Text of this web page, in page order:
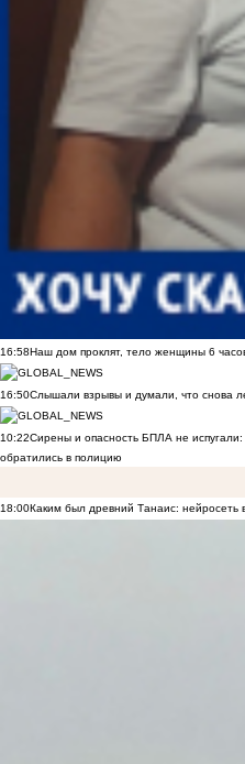
16:58Наш дом проклят, тело женщины 6
16:50Слышали взрывы и думали, что снова
10:22Сирены и опасность БПЛА не
обратились в полицию
18:00Каким был древний Танаис: нейросеть